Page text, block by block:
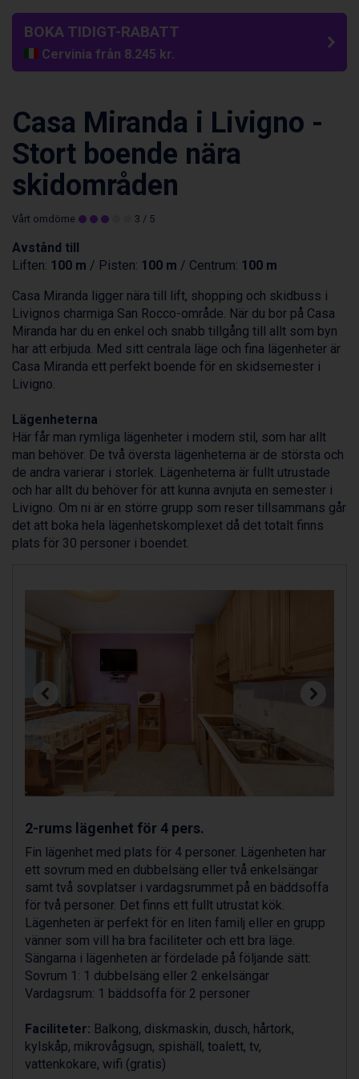
BOKA TIDIGT-RABATT
Cervinia från 8.245 kr.
Saalbach från 9.445 kr.
Sölden från 12.995 kr.
Passo Tonale från 5.895 kr.
Champoluc från 5.945 kr.
Sestriere från 6.945 kr.
Fieberbrunn från 9.645 kr.
Ischgl från 11.295 kr.
Wagrain från 7.095 kr.
Val Thorens från 8.395 kr.
Zell am See från 6.295 kr.
Canazei från 7.195 kr.
Ponte di Legno från 7.395 kr.
Sauze dOulx från 6.145 kr.
Alleghe från 8.545 kr.
Bad Gastein från 6.295 kr.
Arabba från 11.045 kr.
La Thuile från 7.045 kr.
Saalbach från 9.445 kr.
Sölden från 12.995 kr.
Bad Hofgastein från 8.595 kr.
Passo Tonale från 5.895 kr.
Champoluc från 5.945 kr.
Sestriere från 6.945 kr.
Fieberbrunn från 9.645 kr.
Ischgl från 11.295 kr.
Canazei från 7.195 kr.
Ponte di Legno från 7.395 kr.
Sauze dOulx från 6.145 kr.
Alleghe från 8.545 kr.
Bad Gastein från 6.295 kr.
Arabba från 11.045 kr.
La Thuile från 7.045 kr.
Saalbach från 9.445 kr.
Bad Hofgastein från 8.595 kr.
Passo Tonale från 5.895 kr.
Champoluc från 5.945 kr.
Sestriere från 6.945 kr.
Fieberbrunn från 9.645 kr.
Ischgl från 11.295 kr.
Wagrain från 7.095 kr.
Val Thorens från 8.395 kr.
St. Anton från 11.245 kr.
Zell am See från 6.295 kr.
Livigno från 5.595 kr.
Ponte di Legno från 7.395 kr.
Sauze dOulx från 6.145 kr.
Casa Miranda i Livigno -
Stort boende nära
skidområden
Vårt omdöme 3 / 5
Avstånd till
Liften: 100 m / Pisten: 100 m / Centrum: 100 m
Casa Miranda ligger nära till lift, shopping och skidbuss i
Livignos charmiga San Rocco-område. När du bor på Casa
Miranda har du en enkel och snabb tillgång till allt som byn
har att erbjuda. Med sitt centrala läge och fina lägenheter är
Casa Miranda ett perfekt boende för en skidsemester i
Livigno.
Lägenheterna
Här får man rymliga lägenheter i modern stil, som har allt
man behöver. De två översta lägenheterna är de största och
de andra varierar i storlek. Lägenheterna är fullt utrustade
och har allt du behöver för att kunna avnjuta en semester i
Livigno. Om ni är en större grupp som reser tillsammans går
det att boka hela lägenhetskomplexet då det totalt finns
plats för 30 personer i boendet.
2-rums lägenhet för 4 pers.
Fin lägenhet med plats för 4 personer. Lägenheten har
ett sovrum med en dubbelsäng eller två enkelsängar
samt två sovplatser i vardagsrummet på en bäddsoffa
för två personer. Det finns ett fullt utrustat kök.
Lägenheten är perfekt för en liten familj eller en grupp
vänner som vill ha bra faciliteter och ett bra läge.
Sängarna i lägenheten är fördelade på följande sätt:
Sovrum 1: 1 dubbelsäng eller 2 enkelsängar
Vardagsrum: 1 bäddsoffa för 2 personer
Faciliteter: Balkong, diskmaskin, dusch, hårtork,
kylskåp, mikrovågsugn, spishäll, toalett, tv,
vattenkokare, wifi (gratis)